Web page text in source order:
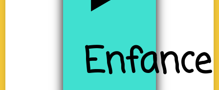
Enfance